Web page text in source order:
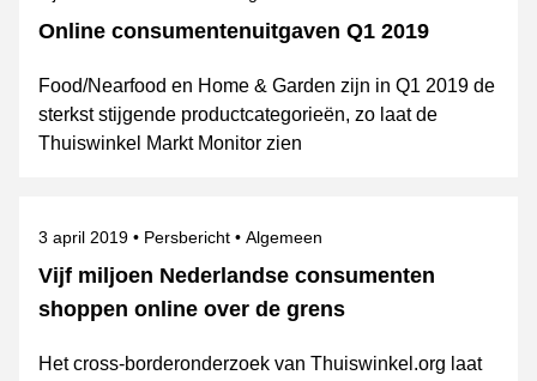
Online consumentenuitgaven Q1 2019
Food/Nearfood en Home & Garden zijn in Q1 2019 de
sterkst stijgende productcategorieën, zo laat de
Thuiswinkel Markt Monitor zien
Vijf miljoen Nederlandse consumenten
shoppen online over de grens
Gepubliceerd op
3 april 2019 Categorie
Persbericht Onderwerpen
Algemeen
Het cross-borderonderzoek van Thuiswinkel.org laat